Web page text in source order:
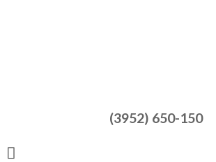
(3952) 650-150